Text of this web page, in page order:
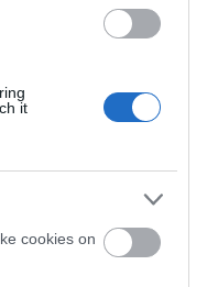
it
cookies on
A gyár, ahol
A Samsung
megjósolta a
Hamarosan
válságot és a